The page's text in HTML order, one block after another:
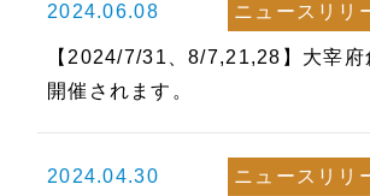
2024.06.08 ニュースリリ
【2024/7/31、8/7,21,28】大宰府
開催されます。
2024.04.30 ニュースリリ